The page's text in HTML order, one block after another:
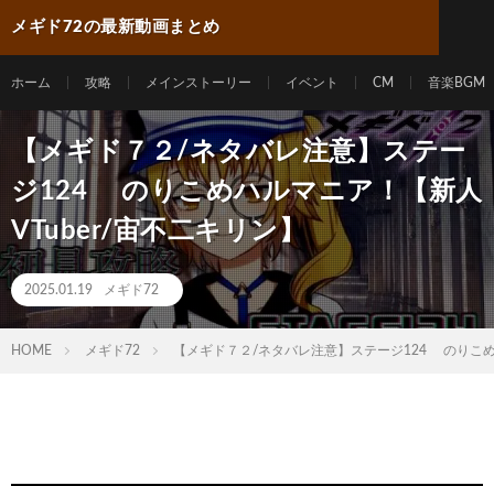
メギド72の最新動画まとめ
ホーム 攻略 メインストーリー イベント CM 音楽BGM
【メギド７２/ネタバレ注意】ステー
ジ124 のりこめハルマニア！【新人
VTuber/宙不二キリン】
2025.01.19 メギド72
HOME メギド72 【メギド７２/ネタバレ注意】ステージ124 のりこ